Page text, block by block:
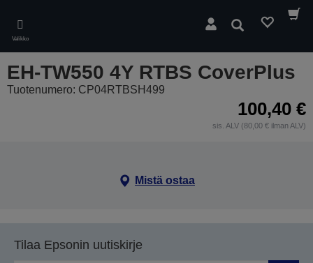
main
content
Valikko
Hae
EH-TW550 4Y RTBS CoverPlus
Tuotenumero: CP04RTBSH499
100,40 €
sis. ALV (80,00 € ilman ALV)
Mistä ostaa
Tilaa Epsonin uutiskirje